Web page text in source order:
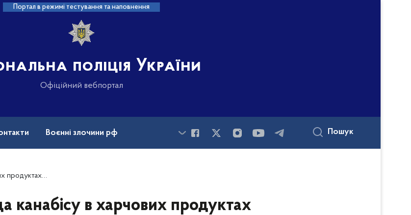
Портал в режимі тестування та наповнення
поліція України
Офіційний вебпортал
Воєнні злочини рф Пошук
учасників наркоугруповання
канабісу в харчових продуктах